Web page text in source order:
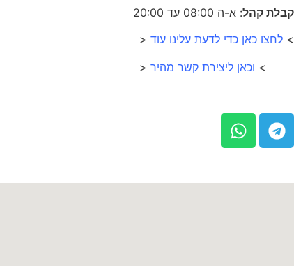
קבלת קהל: א-ה 08:00 עד 20:00
> לחצו כאן כדי לדעת עלינו עוד <
> וכאן ליצירת קשר מהיר <